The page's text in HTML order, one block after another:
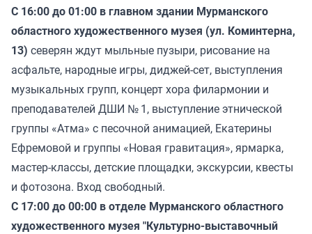
С 16:00 до 01:00 в главном здании Мурманского
областного художественного музея (ул. Коминтерна,
13) северян ждут мыльные пузыри, рисование на
асфальте, народные игры, диджей-сет, выступления
музыкальных групп, концерт хора филармонии и
преподавателей ДШИ № 1, выступление этнической
группы «Атма» с песочной анимацией, Екатерины
Ефремовой и группы «Новая гравитация», ярмарка,
мастер-классы, детские площадки, экскурсии, квесты
и фотозона. Вход свободный.
С 17:00 до 00:00 в отделе Мурманского областного
художественного музея "Культурно-выставочный